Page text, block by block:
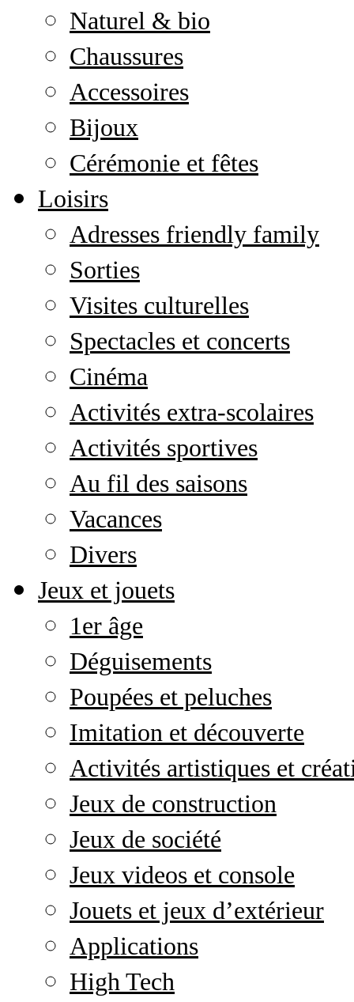
Naturel & bio
Chaussures
Accessoires
Bijoux
Cérémonie et fêtes
Loisirs
Adresses friendly family
Sorties
Visites culturelles
Spectacles et concerts
Cinéma
Activités extra-scolaires
Activités sportives
Au fil des saisons
Vacances
Divers
Jeux et jouets
1er âge
Déguisements
Poupées et peluches
Imitation et découverte
Activités artistiques et
Jeux de construction
Jeux de société
Jeux videos et console
Jouets et jeux d’extérieur
Applications
High Tech